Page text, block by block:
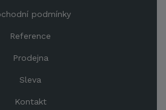
podmínky
Reference
Prodejna
Sleva
Kontakt